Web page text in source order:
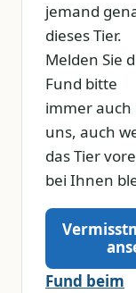
jemand
dieses Tier.
Melden Sie
Fund bitte
immer auch
uns, auch
das Tier
bei Ihnen
Fund beim